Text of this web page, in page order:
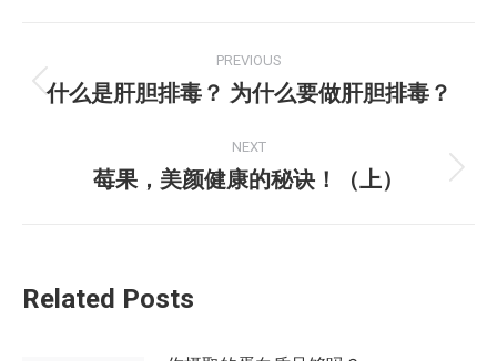
navigation
PREVIOUS
Previous
什么是肝胆排毒？ 为什么要做肝胆排毒？
NEXT
Next
莓果，美颜健康的秘诀！（上）
Related Posts